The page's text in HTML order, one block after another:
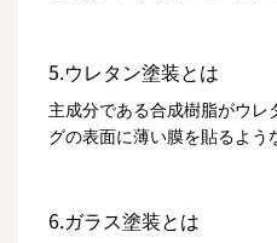
5.ウレタン塗装とは
主成分である合成樹脂がウ
グの表面に薄い膜を貼るよう
6.ガラス塗装とは